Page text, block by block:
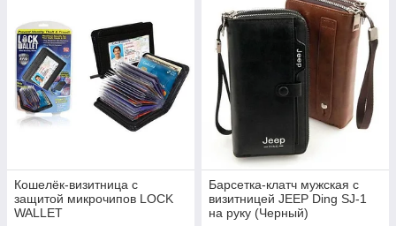
Кошелёк-визитница с
защитой микрочипов LOCK
WALLET
Барсетка-клатч мужская с
визитницей JEEP Ding SJ-1
на руку (Черный)